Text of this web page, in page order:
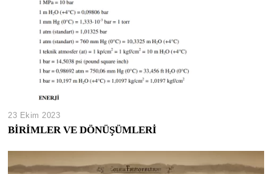
23 Ekim 2023
BİRİMLER VE DÖNÜŞÜMLERİ